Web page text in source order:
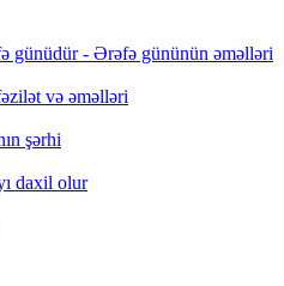
günüdür - Ərəfə gününün əməlləri
və əməlləri
şərhi
daxil olur